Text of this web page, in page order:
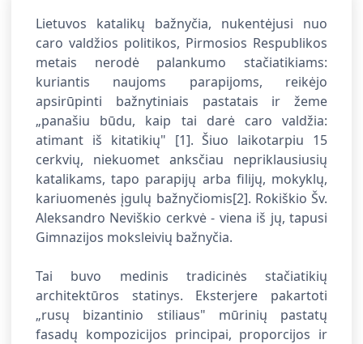
Lietuvos katalikų bažnyčia, nukentėjusi nuo
caro valdžios politikos, Pirmosios Respublikos
metais nerodė palankumo stačiatikiams:
kuriantis naujoms parapijoms, reikėjo
apsirūpinti bažnytiniais pastatais ir žeme
„panašiu būdu, kaip tai darė caro valdžia:
atimant iš kitatikių" [1]. Šiuo laikotarpiu 15
cerkvių, niekuomet anksčiau nepriklausiusių
katalikams, tapo parapijų arba filijų, mokyklų,
kariuomenės įgulų bažnyčiomis[2]. Rokiškio Šv.
Aleksandro Neviškio cerkvė - viena iš jų, tapusi
Gimnazijos moksleivių bažnyčia.
Tai buvo medinis tradicinės stačiatikių
architektūros statinys. Eksterjere pakartoti
„rusų bizantinio stiliaus" mūrinių pastatų
fasadų kompozicijos principai, proporcijos ir